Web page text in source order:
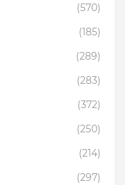
(570)
(185)
(289)
(283)
(372)
(250)
(214)
(297)